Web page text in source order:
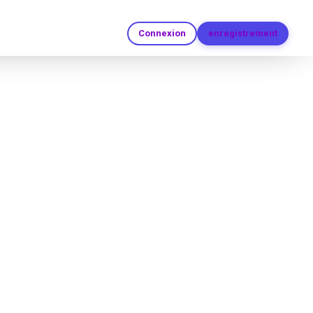
Connexion enregistrement
prêts à l'emploi